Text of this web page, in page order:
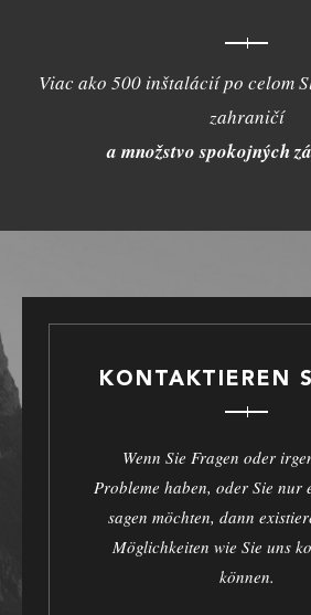
Viac ako 500 inštalácií po celom
zahraničí
a množstvo spokojných
KONTAKTIEREN
Wenn Sie Fragen oder
Probleme haben, oder Sie nur
sagen möchten, dann
Möglichkeiten wie Sie uns
können.